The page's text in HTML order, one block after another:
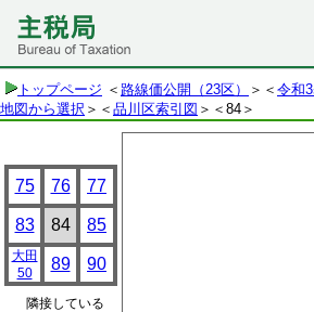
トップページ ＜ 路線価公開（23区） ＞＜ 令和
地図から選択 ＞＜ 品川区索引図 ＞ ＜84＞
75 76 77
83 84 85
大田
50
89 90
隣接している